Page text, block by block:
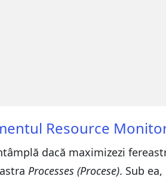
Resource
dacă maximizezi
Processes (Procese). Sub